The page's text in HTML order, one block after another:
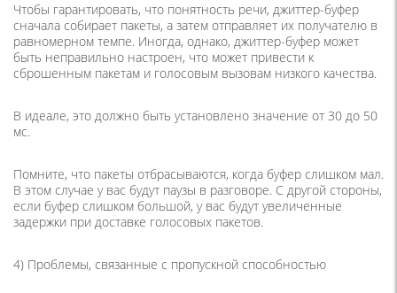
Чтобы гарантировать, что понятность речи, джиттер-буфер
сначала собирает пакеты, а затем отправляет их получателю в
равномерном темпе. Иногда, однако, джиттер-буфер может
быть неправильно настроен, что может привести к
сброшенным пакетам и голосовым вызовам низкого качества.
В идеале, это должно быть установлено значение от 30 до 50
мс.
Помните, что пакеты отбрасываются, когда буфер слишком мал.
В этом случае у вас будут паузы в разговоре. С другой стороны,
если буфер слишком большой, у вас будут увеличенные
задержки при доставке голосовых пакетов.
4) Проблемы, связанные с пропускной способностью